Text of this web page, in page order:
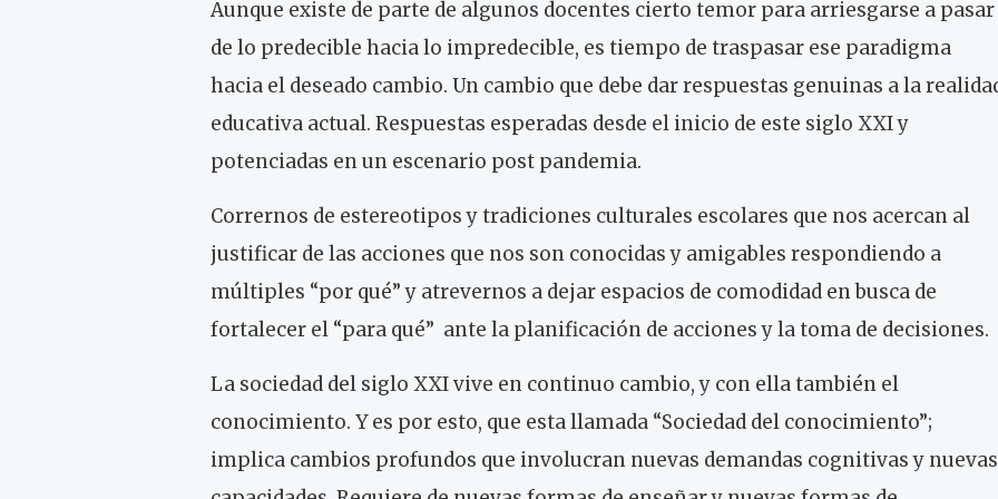
Aunque existe de parte de algunos docentes cierto temor para arriesgarse a pasar
de lo predecible hacia lo impredecible, es tiempo de traspasar ese paradigma
hacia el deseado cambio. Un cambio que debe dar respuestas genuinas a la
educativa actual. Respuestas esperadas desde el inicio de este siglo XXI y
potenciadas en un escenario post pandemia.
Corrernos de estereotipos y tradiciones culturales escolares que nos acercan al
justificar de las acciones que nos son conocidas y amigables respondiendo a
múltiples “por qué” y atrevernos a dejar espacios de comodidad en busca de
fortalecer el “para qué” ante la planificación de acciones y la toma de decisiones.
La sociedad del siglo XXI vive en continuo cambio, y con ella también el
conocimiento. Y es por esto, que esta llamada “Sociedad del conocimiento”;
implica cambios profundos que involucran nuevas demandas cognitivas y nuevas